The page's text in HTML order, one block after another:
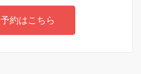
予約はこちら